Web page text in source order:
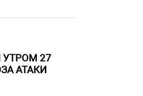
27
АТАКИ